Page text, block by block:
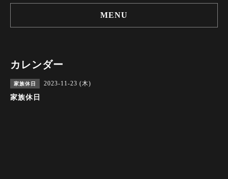
MENU
カレンダー
家族休日 2023-11-23 (木)
家族休日